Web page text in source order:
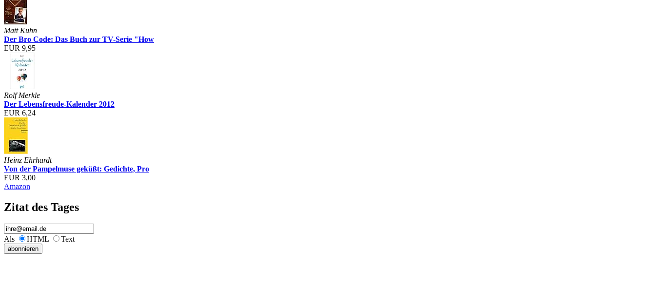
Matt Kuhn
Der Bro Code: Das Buch zur TV-Serie "How
EUR 9,95
Rolf Merkle
Der Lebensfreude-Kalender 2012
EUR 6,24
Heinz Ehrhardt
Von der Pampelmuse geküßt: Gedichte, Pro
EUR 3,00
Amazon
Zitat des Tages
Als HTML Text